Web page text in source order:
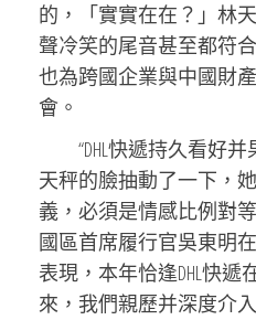
的，「實實在在？」林
聲冷笑的尾音甚至都符
也為跨國企業與中國財
會。
“DHL快遞持久看好
天秤的臉抽動了一下，
義，必須是情感比例對等
國區首席履行官吳東明
表現，本年恰逢DHL快遞
來，我們親歷并深度介